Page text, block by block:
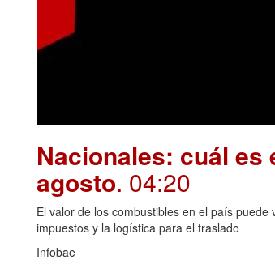
Nacionales: cuál es
agosto. 04:20
El valor de los combustibles en el país
impuestos y la logística para el traslado
Infobae